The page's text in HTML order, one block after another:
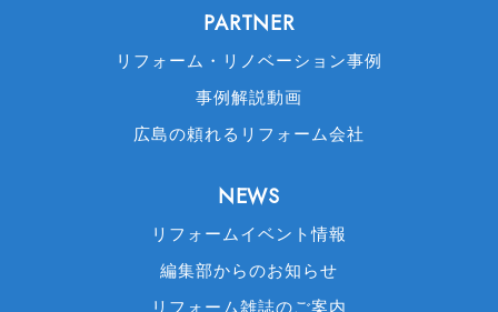
PARTNER
リフォーム・リノベーション事例
事例解説動画
広島の頼れるリフォーム会社
NEWS
リフォームイベント情報
編集部からのお知らせ